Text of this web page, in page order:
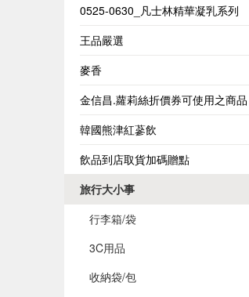
0525-0630_凡士林精華凝乳系列
王品嚴選
麥香
金信昌.蘿莉絲折價券可使用之商品
韓國熊津紅蔘飲
飲品到店取貨加碼贈點
旅行大小事
行李箱/袋
3C用品
收納袋/包